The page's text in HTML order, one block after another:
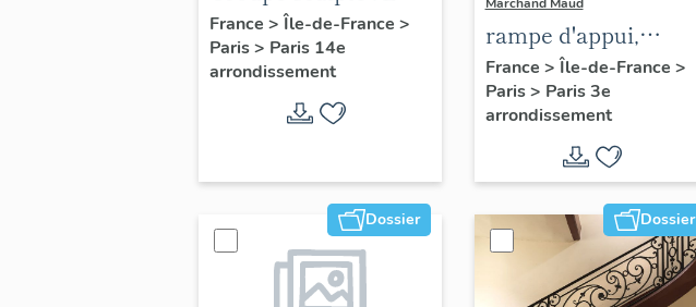
Adolescents
France > Île-de-France >
Paris> Paris 14e
arrondissement
rampe d'appui,
escalier de l' hôtel de
Sandreville (non
étudié)
France > Île-de-France >
Paris> Paris 3e
arrondissement
Dossier Dossier